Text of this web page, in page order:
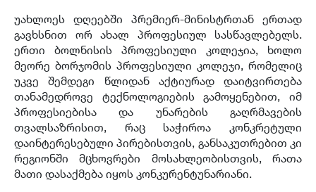
უახლოეს დღეებში პრემიერ-მინისტრთან ერთად
გავხსნით ორ ახალ პროფესიულ სასწავლებელს.
ერთი ბოლნისის პროფესიული კოლეჯია, ხოლო
მეორე ბორჯომის პროფესიული კოლეჯი, რომელიც
უკვე შემდეგი წლიდან აქტიურად დაიტვირთება
თანამედროვე ტექნოლოგიების გამოყენებით, იმ
პროფესიებისა და უნარების გაღრმავების
თვალსაზრისით, რაც საჭიროა კონკრეტული
დაინტერესებული პირებისთვის, განსაკუთრებით კი
რეგიონში მცხოვრები მოსახლეობისთვის, რათა
მათი დასაქმება იყოს კონკურენტუნარიანი.